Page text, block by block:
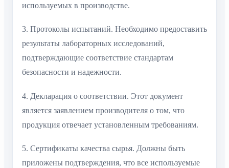
используемых в производстве.
3. Протоколы испытаний. Необходимо предоставить
результаты лабораторных исследований,
подтверждающие соответствие стандартам
безопасности и надежности.
4. Декларация о соответствии. Этот документ
является заявлением производителя о том, что
продукция отвечает установленным требованиям.
5. Сертификаты качества сырья. Должны быть
приложены подтверждения, что все используемые